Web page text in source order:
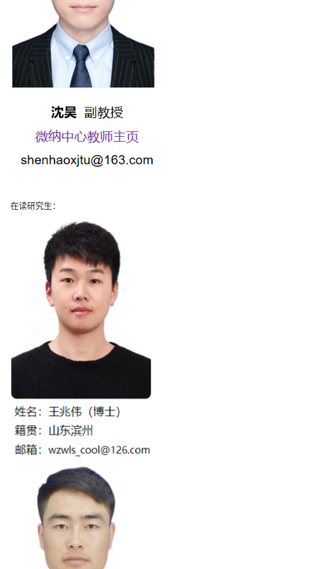
在读研究生：